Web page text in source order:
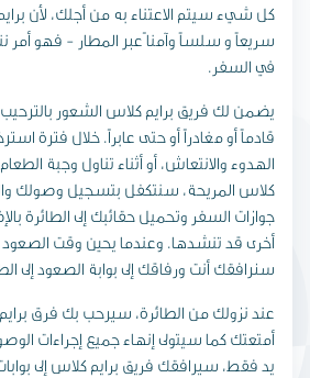
كل شيء سيتم الاعتناء به من أجلك، لأن
سريعاً و سلساً وآمنا ًعبر المطار - فهو أمر
في السفر.
يضمن لك فريق برايم كلاس الشعور
قادماً أو مغادراً أو حتى عابراً. خلال فترة
الهدوء والانتعاش، أو أثناء تناول وجبة
كلاس المريحة، سنتكفل بتسجيل وصولك
جوازات السفر وتحميل حقائبك إلى الطائرة
أخرى قد تنشدها. وعندما يحين وقت الصعود
سنرافقك أنت ورفاقك إلى بوابة الصعود إلى
عند نزولك من الطائرة، سيرحب بك فرق
أمتعتك كما سيتولى إنهاء جميع إجراءات
يد فقط، سيرافقك فريق برايم كلاس إلى